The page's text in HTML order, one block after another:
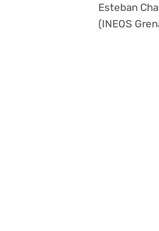
Esteban
(INEOS